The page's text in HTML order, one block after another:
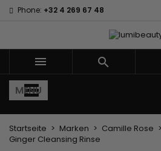
Phone: +32 4 269 67 48
 
MENU
Startseite Marken Camille Rose
Ginger Cleansing Rinse